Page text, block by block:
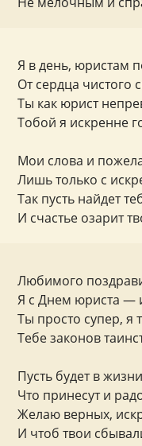
Я в день, юристам
От сердца чистого
Ты как юрист
Тобой я искренне
Мои слова и
Лишь только с
Так пусть найдет
И счастье озарит
Любимого
Я с Днем юриста —
Ты просто супер, я
Тебе законов
Пусть будет в
Что принесут и
Желаю верных,
И чтоб твои